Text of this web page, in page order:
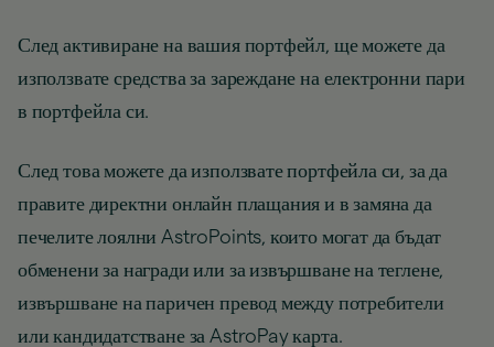
След активиране на вашия портфейл, ще можете да
използвате средства за зареждане на електронни пари
в портфейла си.
След това можете да използвате портфейла си, за да
правите директни онлайн плащания и в замяна да
печелите лоялни AstroPoints, които могат да бъдат
обменени за награди или за извършване на теглене,
извършване на паричен превод между потребители
или кандидатстване за AstroPay карта.